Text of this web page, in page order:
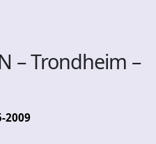
– Trondheim –
2009